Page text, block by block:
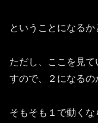
ということになるか
ただし、ここを見
すので、２になるの
そもそも１で動く